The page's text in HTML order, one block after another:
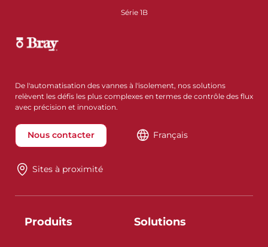
Série 1B
De l'automatisation des vannes à l'isolement, nos solutions
relèvent les défis les plus complexes en termes de contrôle des flux
avec précision et innovation.
Nous contacter Français
Sites à proximité
Produits Solutions